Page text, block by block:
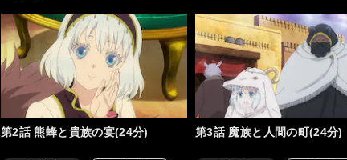
第2話 熊蜂と貴族の宴(24分) 第3話 魔族と人間の町(24分)